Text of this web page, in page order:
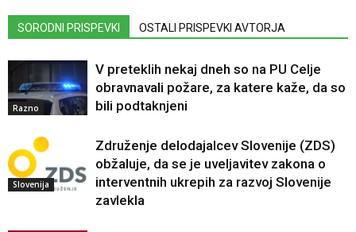
SORODNI PRISPEVKI OSTALI PRISPEVKI AVTORJA
Razno
V preteklih nekaj dneh so na PU Celje
obravnavali požare, za katere kaže, da so
bili podtaknjeni
Slovenija
Združenje delodajalcev Slovenije (ZDS)
obžaluje, da se je uveljavitev zakona o
interventnih ukrepih za razvoj Slovenije
zavlekla